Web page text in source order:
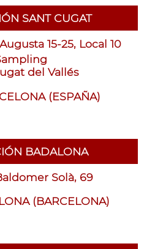
SANT CUGAT
15-25, Local 10
del Vallés
(ESPAÑA)
BADALONA
Solà, 69
(BARCELONA)